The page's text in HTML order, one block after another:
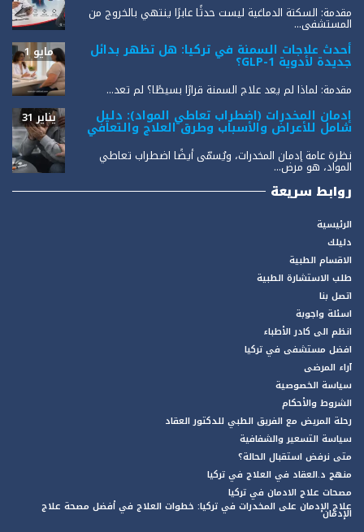
مقدمة: السكتة الدماغية ليست حدثًا عابرًا ينتهي بالخروج من
المستشفى...
أحدث علاجات السمنة في تركيا: هل تظهر بدائل
جديدة لأدوية GLP-1؟
مايو 1
مقدمة: لماذا لم يعد علاج السمنة قرارًا بسيطًا؟ لم تعد...
إدمان المخدرات (اضطراب تعاطي المواد): دليل
شامل للأعراض والأسباب وطرق العلاج والتعافي
يناير 31
نظرة عامة إدمان المخدرات، ويُسمّى أيضًا اضطراب تعاطي
المواد، هو مرض...
روابط سريعة
الرئيسية
دليلك
الاقسام الطبية
طلب الاستشارة الطبية
اتصل بنا
اسئلة واجوبة
انظم الى كادر الأطباء
افضل مستشفى في تركيا
آراء المرضى
سياسة الخصوصية
الشروط والأحكام
رحلة المريض مع الفريق الطبي للدكتور العقاد
سياسة التسعير والشفافية
متى نرفض استقبال الحالة؟
منهج د.العقاد في العلاج في تركيا
مصحات علاج الادمان في تركيا
علاج الإدمان على المخدرات في تركيا: خطوات العلاج في أفضل مصحة علاج
الإدمان